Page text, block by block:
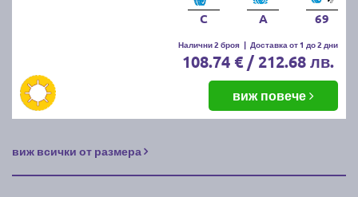
C A 69
Налични 2 броя | Доставка от 1 до 2 дни
108.74 € / 212.68 лв.
виж повече
виж всички от размера